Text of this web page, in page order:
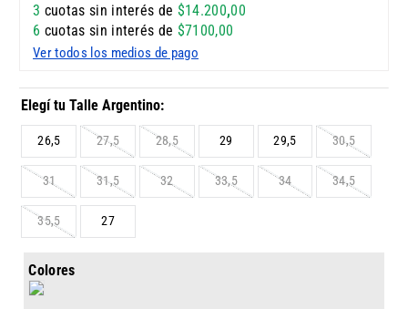
3 cuotas sin interés de $14.200,00
6 cuotas sin interés de $7100,00
Ver todos los medios de pago
26,5 27,5 28,5 29 29,5 30,5
31 31,5 32 33,5 34 34,5
35,5 27
Colores